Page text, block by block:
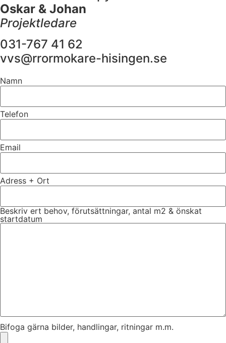
Oskar & Johan
Projektledare
031-767 41 62
vvs@rrormokare-hisingen.se
Namn
Telefon
Email
Adress + Ort
Beskriv ert behov, förutsättningar, antal m2 & önskat
startdatum
Bifoga gärna bilder, handlingar, ritningar m.m.